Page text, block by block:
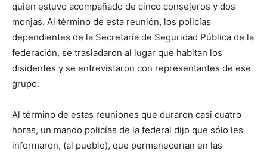
quien estuvo acompañado de cinco consejeros y dos
monjas. Al término de esta reunión, los policías
dependientes de la Secretaría de Seguridad Pública de la
federación, se trasladaron al lugar que habitan los
disidentes y se entrevistaron con representantes de ese
grupo.
Al término de estas reuniones que duraron casi cuatro
horas, un mando policías de la federal dijo que sólo les
informaron, (al pueblo), que permanecerían en las